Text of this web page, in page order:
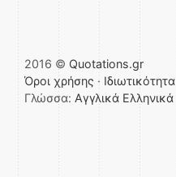
2016 © Quotations.gr
Όροι χρήσης · Ιδιωτικότητα
Γλώσσα: Αγγλικά Ελληνικά